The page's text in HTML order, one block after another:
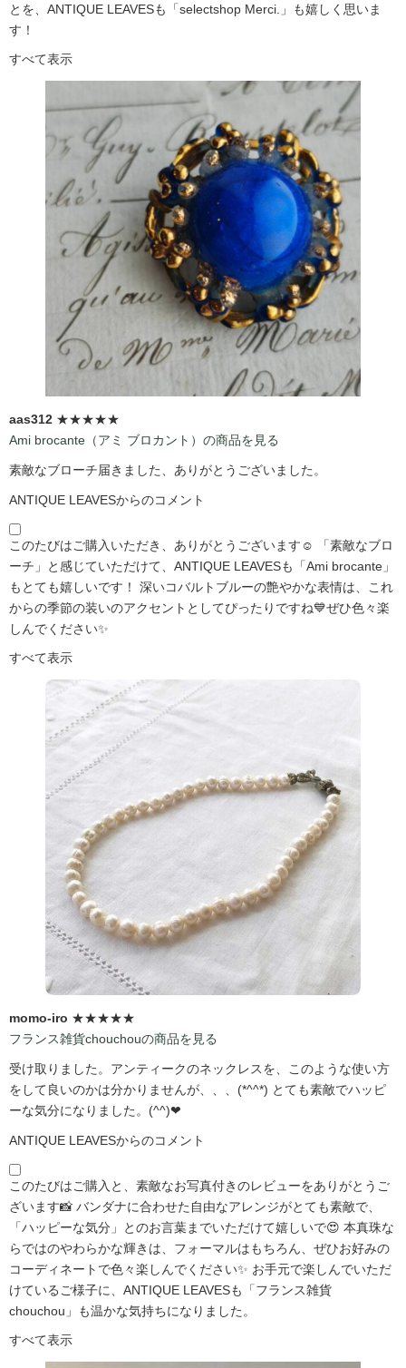
とを、ANTIQUE LEAVESも「selectshop Merci.」も嬉しく思いま
す！
すべて表示
aas312 ★★★★★
Ami brocante（アミ ブロカント）の商品を見る
素敵なブローチ届きました、ありがとうございました。
ANTIQUE LEAVESからのコメント
このたびはご購入いただき、ありがとうございます☺️ 「素敵なブロ
ーチ」と感じていただけて、ANTIQUE LEAVESも「Ami brocante」
もとても嬉しいです！ 深いコバルトブルーの艶やかな表情は、これ
からの季節の装いのアクセントとしてぴったりですね💙ぜひ色々楽
しんでください✨
すべて表示
momo-iro ★★★★★
フランス雑貨chouchouの商品を見る
受け取りました。アンティークのネックレスを、このような使い方
をして良いのかは分かりませんが、、、(*^^*) とても素敵でハッピ
ーな気分になりました。(^^)❤
ANTIQUE LEAVESからのコメント
このたびはご購入と、素敵なお写真付きのレビューをありがとうご
ざいます📸 バンダナに合わせた自由なアレンジがとても素敵で、
「ハッピーな気分」とのお言葉までいただけて嬉しいで😍 本真珠な
らではのやわらかな輝きは、フォーマルはもちろん、ぜひお好みの
コーディネートで色々楽しんでください✨ お手元で楽しんでいただ
けているご様子に、ANTIQUE LEAVESも「フランス雑貨
chouchou」も温かな気持ちになりました。
すべて表示